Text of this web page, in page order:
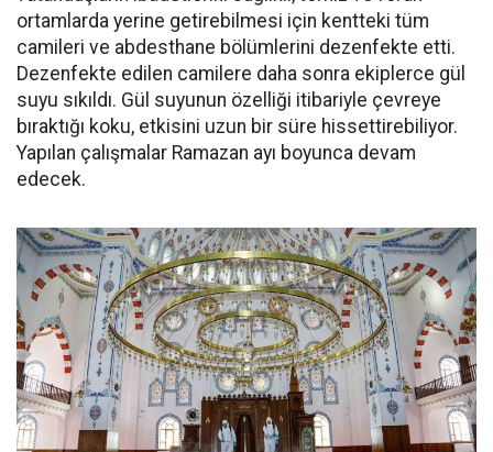
ortamlarda yerine getirebilmesi için kentteki tüm
camileri ve abdesthane bölümlerini dezenfekte etti.
Dezenfekte edilen camilere daha sonra ekiplerce gül
suyu sıkıldı. Gül suyunun özelliği itibariyle çevreye
bıraktığı koku, etkisini uzun bir süre hissettirebiliyor.
Yapılan çalışmalar Ramazan ayı boyunca devam
edecek.